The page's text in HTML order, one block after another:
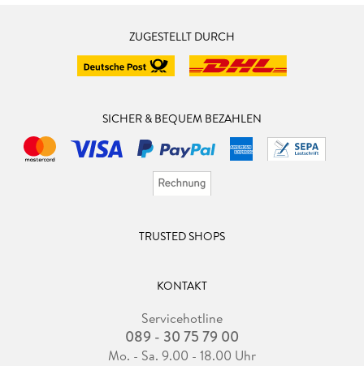
ZUGESTELLT DURCH
SICHER & BEQUEM BEZAHLEN
TRUSTED SHOPS
KONTAKT
Servicehotline
089 - 30 75 79 00
Mo. - Sa. 9.00 - 18.00 Uhr